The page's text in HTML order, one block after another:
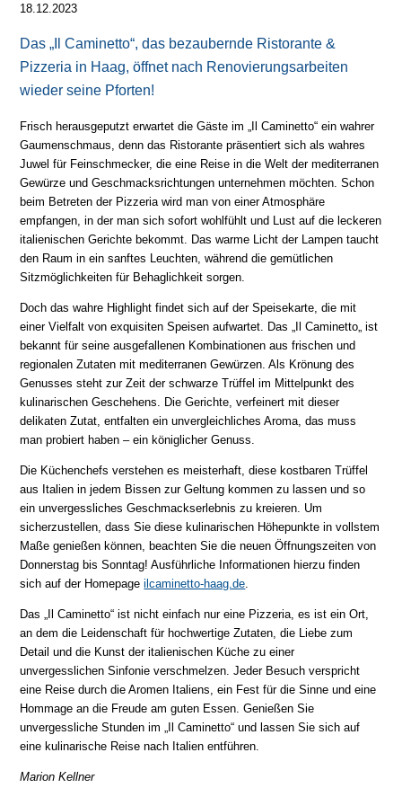
18.12.2023
Das „Il Caminetto“, das bezaubernde Ristorante &
Pizzeria in Haag, öffnet nach Renovierungsarbeiten
wieder seine Pforten!
Frisch herausgeputzt erwartet die Gäste im „Il Caminetto“ ein wahrer
Gaumenschmaus, denn das Ristorante präsentiert sich als wahres
Juwel für Feinschmecker, die eine Reise in die Welt der mediterranen
Gewürze und Geschmacksrichtungen unternehmen möchten. Schon
beim Betreten der Pizzeria wird man von einer Atmosphäre
empfangen, in der man sich sofort wohlfühlt und Lust auf die leckeren
italienischen Gerichte bekommt. Das warme Licht der Lampen taucht
den Raum in ein sanftes Leuchten, während die gemütlichen
Sitzmöglichkeiten für Behaglichkeit sorgen.
Doch das wahre Highlight findet sich auf der Speisekarte, die mit
einer Vielfalt von exquisiten Speisen aufwartet. Das „Il Caminetto„ ist
bekannt für seine ausgefallenen Kombinationen aus frischen und
regionalen Zutaten mit mediterranen Gewürzen. Als Krönung des
Genusses steht zur Zeit der schwarze Trüffel im Mittelpunkt des
kulinarischen Geschehens. Die Gerichte, verfeinert mit dieser
delikaten Zutat, entfalten ein unvergleichliches Aroma, das muss
man probiert haben – ein königlicher Genuss.
Die Küchenchefs verstehen es meisterhaft, diese kostbaren Trüffel
aus Italien in jedem Bissen zur Geltung kommen zu lassen und so
ein unvergessliches Geschmackserlebnis zu kreieren. Um
sicherzustellen, dass Sie diese kulinarischen Höhepunkte in vollstem
Maße genießen können, beachten Sie die neuen Öffnungszeiten von
Donnerstag bis Sonntag! Ausführliche Informationen hierzu finden
sich auf der Homepageilcaminetto-haag.de.
Das „Il Caminetto“ ist nicht einfach nur eine Pizzeria, es ist ein Ort,
an dem die Leidenschaft für hochwertige Zutaten, die Liebe zum
Detail und die Kunst der italienischen Küche zu einer
unvergesslichen Sinfonie verschmelzen. Jeder Besuch verspricht
eine Reise durch die Aromen Italiens, ein Fest für die Sinne und eine
Hommage an die Freude am guten Essen. Genießen Sie
unvergessliche Stunden im „Il Caminetto“ und lassen Sie sich auf
eine kulinarische Reise nach Italien entführen.
Marion Kellner